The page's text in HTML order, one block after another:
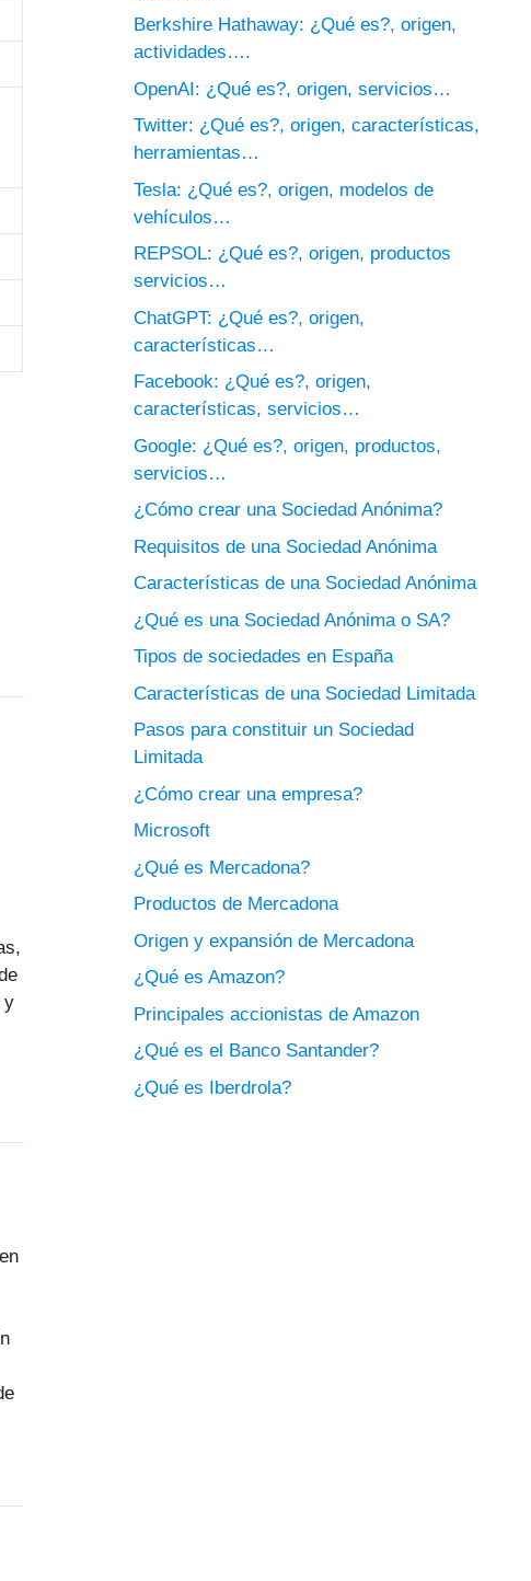
y
Berkshire Hathaway: ¿Qué es?, origen,
actividades….
OpenAI: ¿Qué es?, origen, servicios…
Twitter: ¿Qué es?, origen, características,
herramientas…
Tesla: ¿Qué es?, origen, modelos de
vehículos…
REPSOL: ¿Qué es?, origen, productos
servicios…
ChatGPT: ¿Qué es?, origen,
características…
Facebook: ¿Qué es?, origen,
características, servicios…
Google: ¿Qué es?, origen, productos,
servicios…
¿Cómo crear una Sociedad Anónima?
Requisitos de una Sociedad Anónima
Características de una Sociedad Anónima
¿Qué es una Sociedad Anónima o SA?
Tipos de sociedades en España
Características de una Sociedad Limitada
Pasos para constituir un Sociedad
Limitada
¿Cómo crear una empresa?
Microsoft
¿Qué es Mercadona?
Productos de Mercadona
Origen y expansión de Mercadona
¿Qué es Amazon?
Principales accionistas de Amazon
¿Qué es el Banco Santander?
¿Qué es Iberdrola?